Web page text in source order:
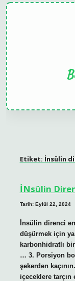
Etiket: İnsülin
İNsülin
Tarih: Eylül 22, 2024
İnsülin direnci
düşürmek için
karbonhidratlı
… 3. Porsiyon
şekerden
içeceklere